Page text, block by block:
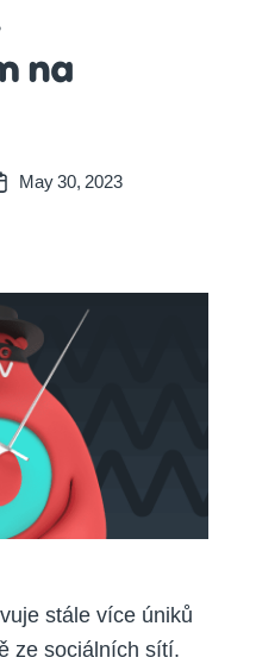
na
May 30, 2023
stále více úniků
ze sociálních sítí.